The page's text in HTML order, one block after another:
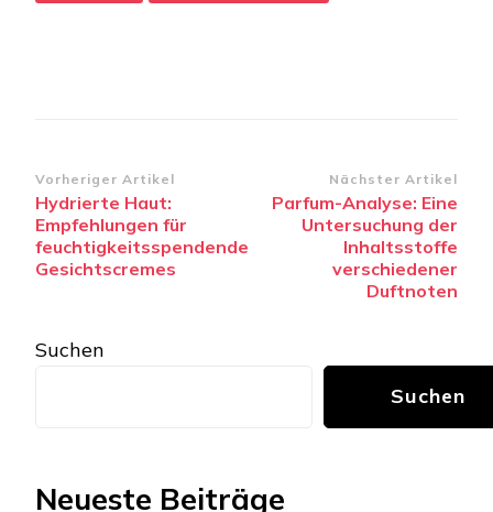
Beitragsnavigation
Vorheriger Artikel
Hydrierte Haut:
Empfehlungen für
feuchtigkeitsspendende
Gesichtscremes
Nächster Artikel
Parfum-Analyse: Eine
Untersuchung der
Inhaltsstoffe
verschiedener
Duftnoten
Suchen
Suchen
Neueste Beiträge